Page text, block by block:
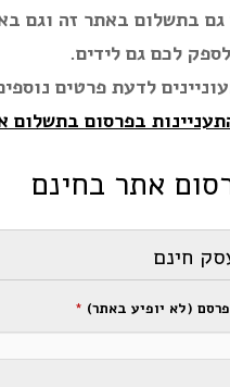
גם בתשלום באתר זה וגם
לכם גם לידים.
לדעת פרטים
בפרסום בתשלום
אתר בחינם
חינם
(לא יופיע באתר) *